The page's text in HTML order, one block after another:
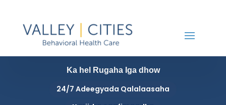
Ka hel Rugaha Iga dhow
24/7 Adeegyada Qalalaasaha